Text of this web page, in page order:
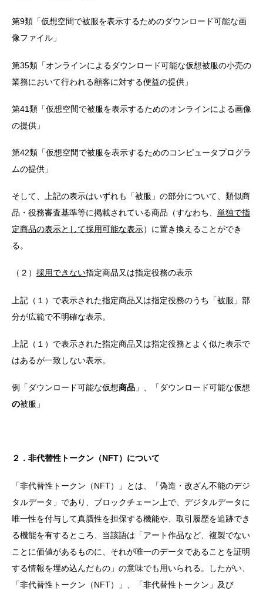
第9類「仮想空間で被服を表示するためのダウンロード可能な画
像ファイル」
第35類「オンラインによるダウンロード可能な仮想被服の小売の
業務において行われる顧客に対する便益の提供」
第41類「仮想空間で被服を表示するためのオンラインによる画像
の提供」
第42類「仮想空間で被服を表示するためのコンピュータプログラ
ムの提供」
そして、上記の表示はいずれも「被服」の部分について、類似商
品・役務審査基準等に掲載されている商品（すなわち、 単独で指
定商品の表示として採用可能な表示）に置き換えることができ
る。
（２） 採用できない指定商品又は指定役務の表示
上記（１）で表示された指定商品又は指定役務のうち「被服」部
分が広範で不明確な表示。
上記（１）で表示された指定商品又は指定役務とよく似た表示で
はあるが一致しない表示。
例「ダウンロード可能な仮想商品 」、「ダウンロード可能な仮想
の被服」
２．非代替性トークン（NFT）について
「非代替性トークン（NFT）」とは、「偽造・改ざん不能のデジ
タルデータ」であり、ブロックチェーン上で、デジタルデータに
唯一性を付与して真贋性を担保する機能や、取引履歴を追跡でき
る機能を有するところ、当該語は「アート作品など、複製でない
ことに価値があるものに、それが唯一のデータであることを証明
する情報を埋め込んだもの」の意味でも用いられる。したがい、
「非代替性トークン（NFT）」、「非代替性トークン」及び